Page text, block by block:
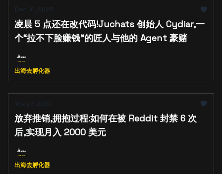
Dec 01, 2025
凌晨 5 点还在改代码!Juchats 创始人 Cydiar,一
个“拉不下脸赚钱”的匠人与他的 Agent 豪赌
出海去孵化器
Nov 27, 2025
放弃推销,拥抱过程:如何在被 Reddit 封禁 6 次
后,实现月入 2000 美元
出海去孵化器